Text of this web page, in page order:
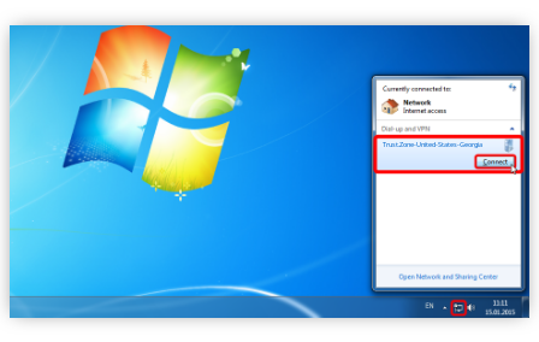
Trust.Zone-United-States-Georgia